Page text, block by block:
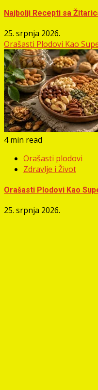
Najbolji Recepti sa
25. srpnja 2026.
Orašasti Plodovi Kao
4 min read
Orašasti plodovi
Zdravlje i Život
Orašasti Plodovi Kao
25. srpnja 2026.